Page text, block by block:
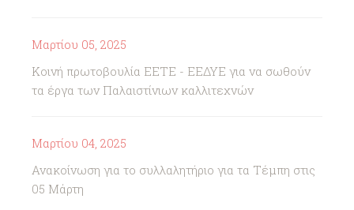
Μαρτίου 05, 2025
Κοινή πρωτοβουλία ΕΕΤΕ - ΕΕΔΥΕ για να σωθούν
τα έργα των Παλαιστίνιων καλλιτεχνών
Μαρτίου 04, 2025
Ανακοίνωση για το συλλαλητήριο για τα Τέμπη στις
05 Μάρτη